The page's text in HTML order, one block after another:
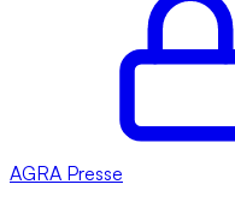
AGRA Presse